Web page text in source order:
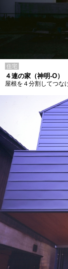
住宅
４連の家（神明-O）
屋根を４分割してつな